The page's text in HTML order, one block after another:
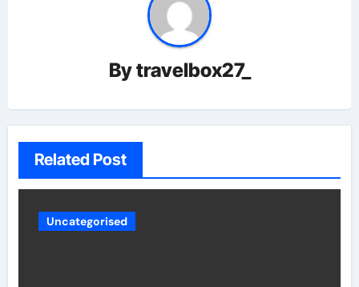
Bytravelbox27_
Related Post
Uncategorised